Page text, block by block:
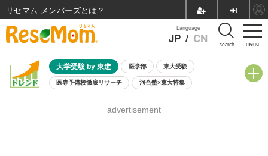
menu
Language
JP / CN search
大学受験 by 東進 医学部 東大受験
医専予備校徹底リサーチ 河合塾×東大特集
8月開催学校説明会・相談会
advertisement
リセマム メンバーズ